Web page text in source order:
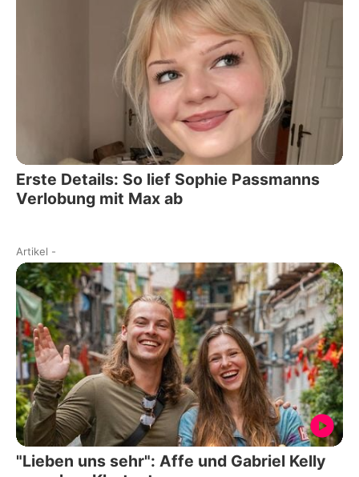
Erste Details: So lief Sophie Passmanns
Verlobung mit Max ab
Artikel -
"Lieben uns sehr": Affe und Gabriel Kelly